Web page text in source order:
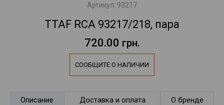
Артикул: 93217
TTAF RCA 93217/218, пара
720.00 грн.
СООБЩИТЕ О НАЛИЧИИ
Описание Доставка и оплата О бренде